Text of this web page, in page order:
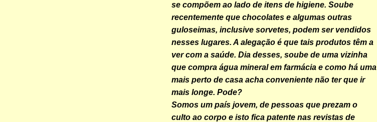
se compõem ao lado de itens de higiene. Soube
recentemente que chocolates e algumas outras
guloseimas, inclusive sorvetes, podem ser vendidos
nesses lugares. A alegação é que tais produtos têm a
ver com a saúde. Dia desses, soube de uma vizinha
que compra água mineral em farmácia e como há uma
mais perto de casa acha conveniente não ter que ir
mais longe. Pode?
Somos um país jovem, de pessoas que prezam o
culto ao corpo e isto fica patente nas revistas de